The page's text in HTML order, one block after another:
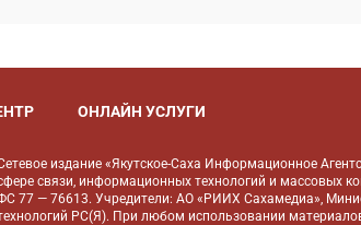
ОНЛАЙН УСЛУГИ
издание «Якутское-Саха Информационное
связи, информационных технологий и массовых
77 — 76613. Учредители: АО «РИИХ Сахамедиа»,
РС(Я). При любом использовании